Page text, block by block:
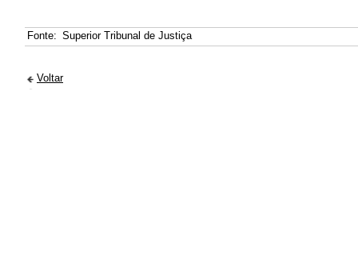
Fonte: Superior Tribunal de Justiça
Voltar